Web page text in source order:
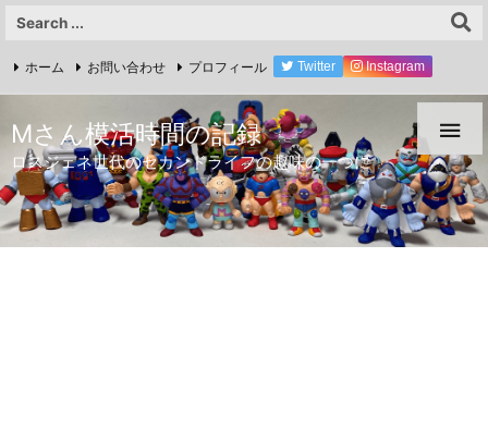

ホーム お問い合わせ プロフィール Twitter Instagram
Mさん模活時間の記録
ロスジェネ世代のセカンドライフの趣味の一つに